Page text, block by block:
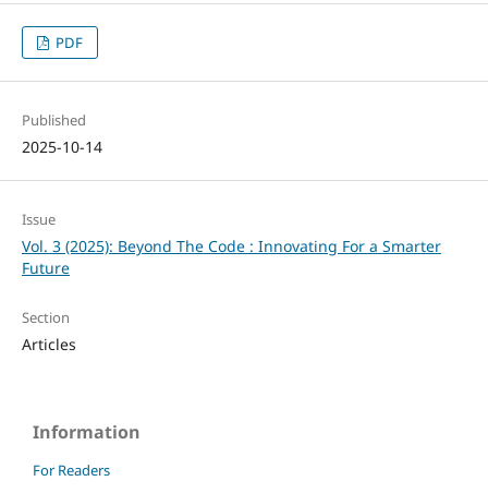
PDF
Published
2025-10-14
Issue
Vol. 3 (2025): Beyond The Code : Innovating For a Smarter
Future
Section
Articles
Information
For Readers